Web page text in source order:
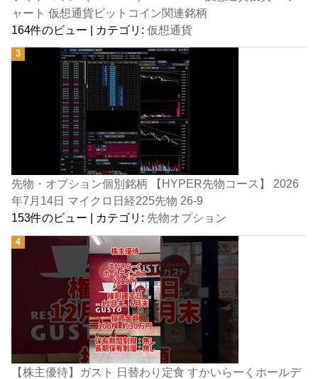
ャート 仮想通貨ビットコイン関連銘柄
164件のビュー | カテゴリ:仮想通貨
先物・オプション個別銘柄 【HYPER先物コース】 2026
年7月14日 マイクロ日経225先物 26-9
153件のビュー
カテゴリ: 先物オプション
【株主優待】ガスト 日替わり定食 すかいらーくホールデ